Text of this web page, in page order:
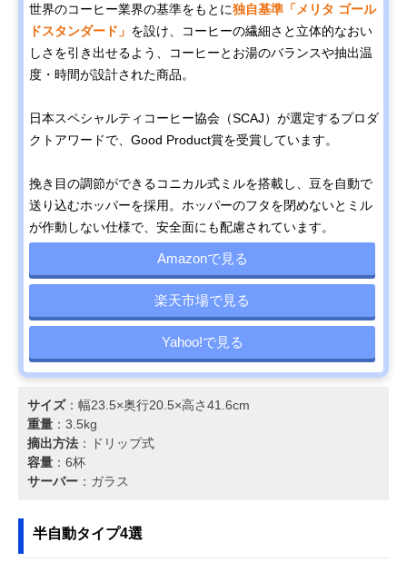
世界のコーヒー業界の基準をもとに独自基準「メリタ ゴール
ドスタンダード」 を設け、コーヒーの繊細さと立体的なおい
しさを引き出せるよう、コーヒーとお湯のバランスや抽出温
度・時間が設計された商品。
日本スペシャルティコーヒー協会（SCAJ）が選定するプロダ
クトアワードで、Good Product賞を受賞しています。
挽き目の調節ができるコニカル式ミルを搭載し、豆を自動で
送り込むホッパーを採用。ホッパーのフタを閉めないとミル
が作動しない仕様で、安全面にも配慮されています。
Amazonで見る
楽天市場で見る
Yahoo!で見る
サイズ：幅23.5×奥行20.5×高さ41.6cm
重量 ：3.5kg
摘出方法 ：ドリップ式
容量 ：6杯
サーバー ：ガラス
半自動タイプ4選